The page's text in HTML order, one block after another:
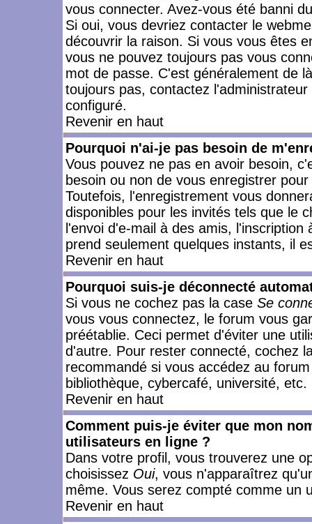
vous connecter. Avez-vous été banni
Si oui, vous devriez contacter le
découvrir la raison. Si vous vous êtes
vous ne pouvez toujours pas vous
mot de passe. C'est généralement de
toujours pas, contactez
configuré.
Revenir en haut
Pourquoi n'ai-je pas besoin de
Vous pouvez ne pas en avoir besoin,
besoin ou non de vous enregistrer
Toutefois, l'enregistrement vous
disponibles pour les invités tels que le
l'envoi d'e-mail à des amis,
prend seulement quelques instants, il
Revenir en haut
Pourquoi suis-je déconnecté
Si vous ne cochez pas la case Se
vous vous connectez, le forum vous
préétablie. Ceci permet d'éviter une
d'autre. Pour rester connecté, cochez
recommandé si vous accédez au
bibliothèque, cybercafé, université, etc.
Revenir en haut
Comment puis-je éviter que mon
utilisateurs en ligne ?
Dans votre profil, vous trouverez une
choisissez Oui, vous n'apparaîtrez
même. Vous serez compté comme un
Revenir en haut